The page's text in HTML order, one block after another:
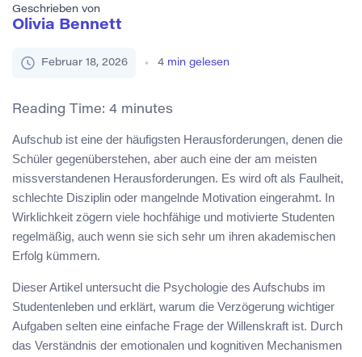
Geschrieben von
Olivia Bennett
Februar 18, 2026 4 min gelesen
Reading Time: 4 minutes
Aufschub ist eine der häufigsten Herausforderungen, denen die
Schüler gegenüberstehen, aber auch eine der am meisten
missverstandenen Herausforderungen. Es wird oft als Faulheit,
schlechte Disziplin oder mangelnde Motivation eingerahmt. In
Wirklichkeit zögern viele hochfähige und motivierte Studenten
regelmäßig, auch wenn sie sich sehr um ihren akademischen
Erfolg kümmern.
Dieser Artikel untersucht die Psychologie des Aufschubs im
Studentenleben und erklärt, warum die Verzögerung wichtiger
Aufgaben selten eine einfache Frage der Willenskraft ist. Durch
das Verständnis der emotionalen und kognitiven Mechanismen